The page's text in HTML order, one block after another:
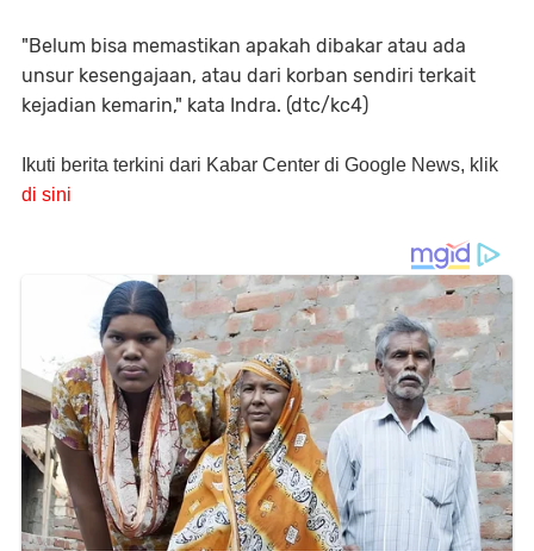
"Belum bisa memastikan apakah dibakar atau ada
unsur kesengajaan, atau dari korban sendiri terkait
kejadian kemarin," kata Indra. (dtc/kc4)
Ikuti berita terkini dari Kabar Center di Google News, klik
di sini